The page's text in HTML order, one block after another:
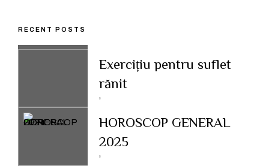
RECENT POSTS
Exercițiu pentru suflet
rănit
HOROSCOP GENERAL
2025